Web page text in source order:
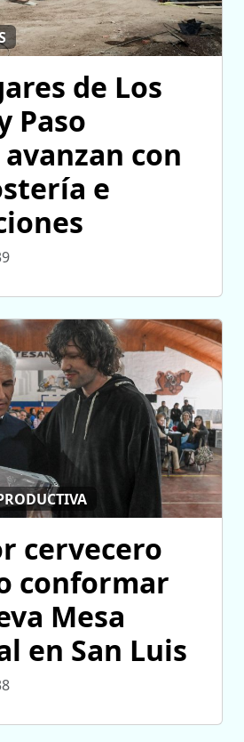
de Los
Paso
con
e
cervecero
conformar
Mesa
en San Luis